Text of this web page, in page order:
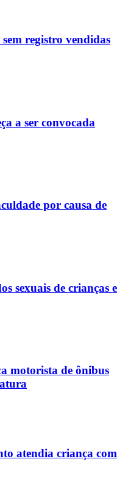
registro vendidas
a ser convocada
por causa de
sexuais de crianças e
motorista de ônibus
atendia criança com